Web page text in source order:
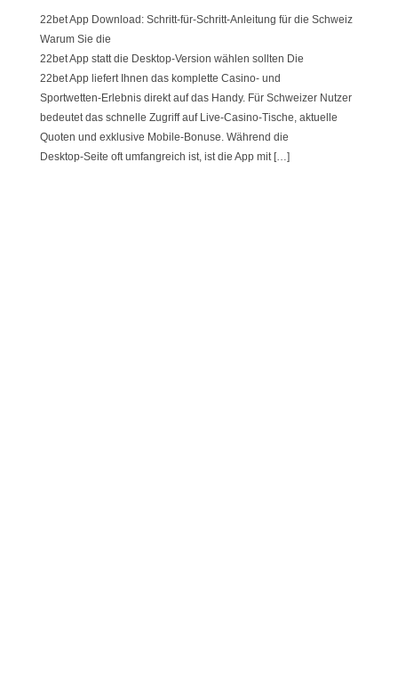
22bet App Download: Schritt‑für‑Schritt‑Anleitung für die Schweiz
Warum Sie die
22bet App statt die Desktop‑Version wählen sollten Die
22bet App liefert Ihnen das komplette Casino‑ und
Sportwetten‑Erlebnis direkt auf das Handy. Für Schweizer Nutzer
bedeutet das schnelle Zugriff auf Live‑Casino‑Tische, aktuelle
Quoten und exklusive Mobile‑Bonuse. Während die
Desktop‑Seite oft umfangreich ist, ist die App mit […]